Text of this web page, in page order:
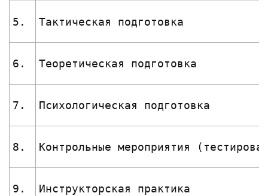
5. Тактическая подготовка
6. Теоретическая подготовка
7. Психологическая подготовка
8. Контрольные мероприятия
9. Инструкторская практика